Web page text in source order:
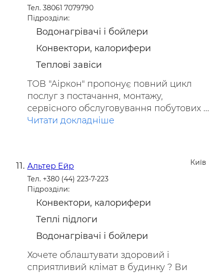
Тел. 38061 7079790
Підрозділи:
Водонагрівачі і бойлери
Конвектори, калорифери
Теплові завіси
ТОВ "Аіркон" пропонує повний цикл
послуг з постачання, монтажу,
сервісного обслуговування побутових ...
Читати докладніше
Київ
Альтер Ейр
Тел. +380 (44) 223-7-223
Підрозділи:
Конвектори, калорифери
Теплі підлоги
Водонагрівачі і бойлери
Хочете облаштувати здоровий і
сприятливий клімат в будинку ? Ви